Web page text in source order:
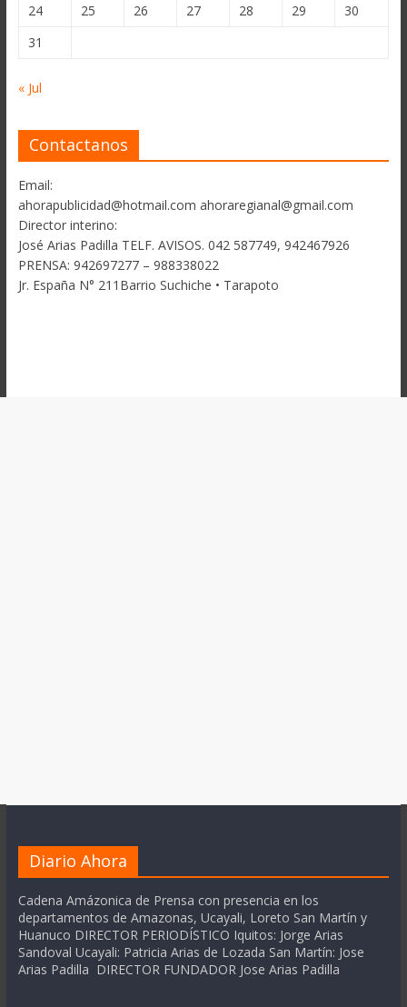
24
25 26 27 28 29
30
31
« Jul
Contactanos
Email:
ahorapublicidad@hotmail.com ahoraregianal@gmail.com
Director interino:
José Arias Padilla TELF. AVISOS. 042 587749, 942467926
PRENSA: 942697277 – 988338022
Jr. España N° 211Barrio Suchiche • Tarapoto
Diario Ahora
Cadena Amázonica de Prensa con presencia en los
departamentos de Amazonas, Ucayali, Loreto San Martín y
Huanuco DIRECTOR PERIODÍSTICO Iquitos: Jorge Arias
Sandoval Ucayali: Patricia Arias de Lozada San Martín: Jose
Arias Padilla DIRECTOR FUNDADOR Jose Arias Padilla